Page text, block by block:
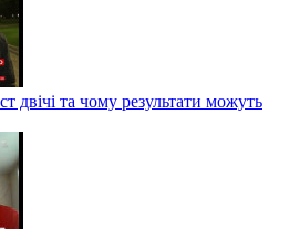
двічі та чому результати можуть